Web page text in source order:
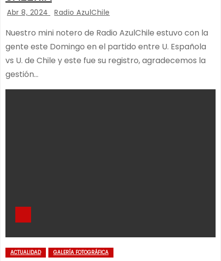
Abr 8, 2024 Radio AzulChile
Nuestro mini notero de Radio AzulChile estuvo con la
gente este Domingo en el partido entre U. Española
vs U. de Chile y este fue su registro, agradecemos la
gestión…
ACTUALIDAD GALERÍA FOTOGRÁFICA